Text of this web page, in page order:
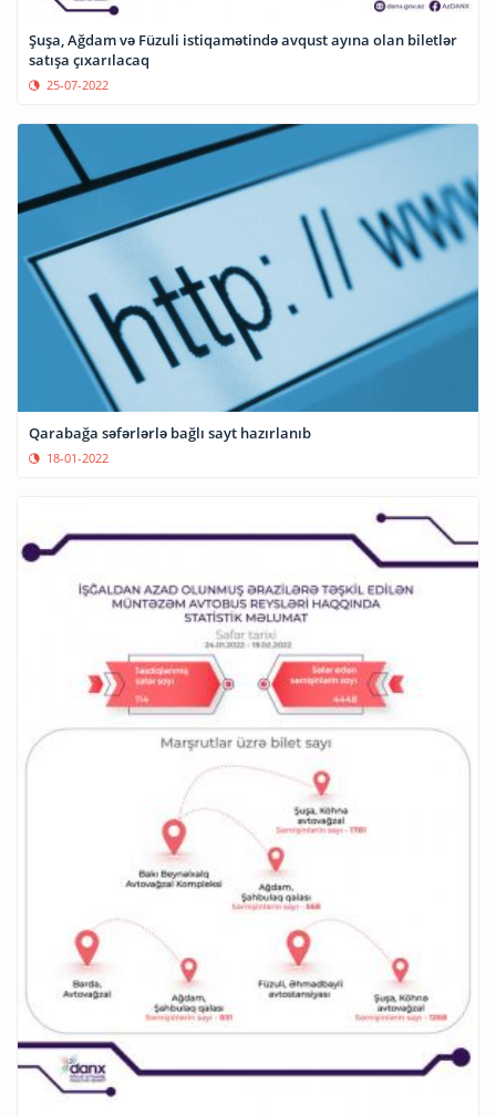
Şuşa, Ağdam və Füzuli istiqamətində avqust ayına olan biletlər
satışa çıxarılacaq
25-07-2022
Qarabağa səfərlərlə bağlı sayt hazırlanıb
18-01-2022